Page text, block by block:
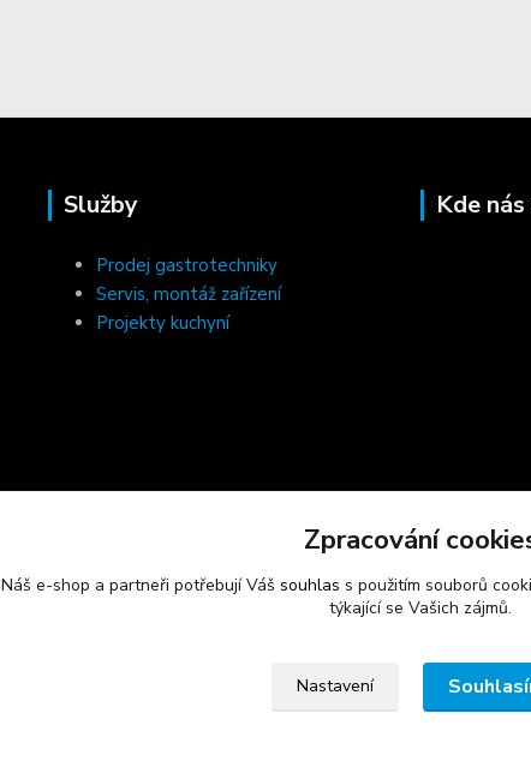
Služby
Prodej gastrotechniky
Servis, montáž zařízení
Projekty kuchyní
Kde
Zpracování
Náš e-shop a partneři potřebují Váš souhlas s použitím souborů
týkající se Vašich zájmů.
Nastavení